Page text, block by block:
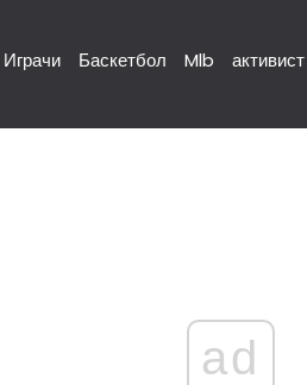
Играчи Баскетбол Mlb активист
ad